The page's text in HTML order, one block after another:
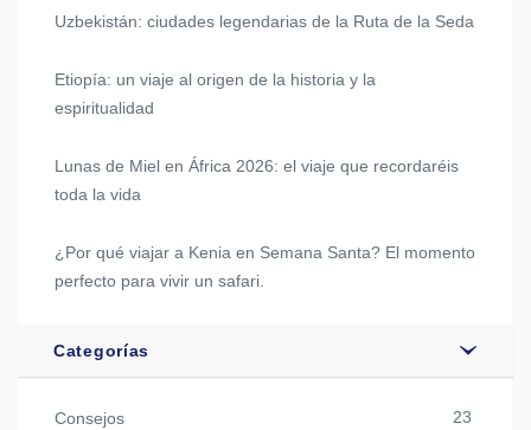
Uzbekistán: ciudades legendarias de la Ruta de la Seda
Etiopía: un viaje al origen de la historia y la
espiritualidad
Lunas de Miel en África 2026: el viaje que recordaréis
toda la vida
¿Por qué viajar a Kenia en Semana Santa? El momento
perfecto para vivir un safari.
Categorías
Consejos 23